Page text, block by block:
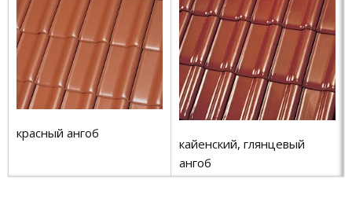
красный ангоб
кайенский, глянцевый
ангоб